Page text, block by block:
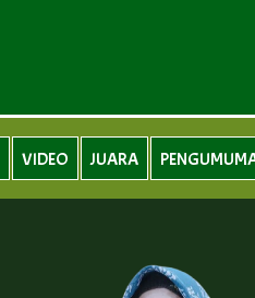
VIDEO JUARA